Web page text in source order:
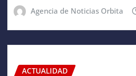
Agencia de Noticias Orbita
ACTUALIDAD